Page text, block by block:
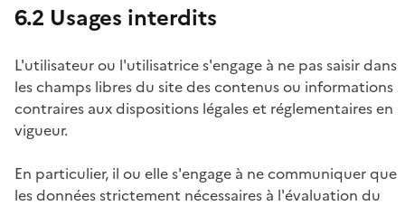
6.2 Usages interdits
L'utilisateur ou l'utilisatrice s'engage à ne pas saisir dans
les champs libres du site des contenus ou informations
contraires aux dispositions légales et réglementaires en
vigueur.
En particulier, il ou elle s'engage à ne communiquer que
les données strictement nécessaires à l'évaluation du